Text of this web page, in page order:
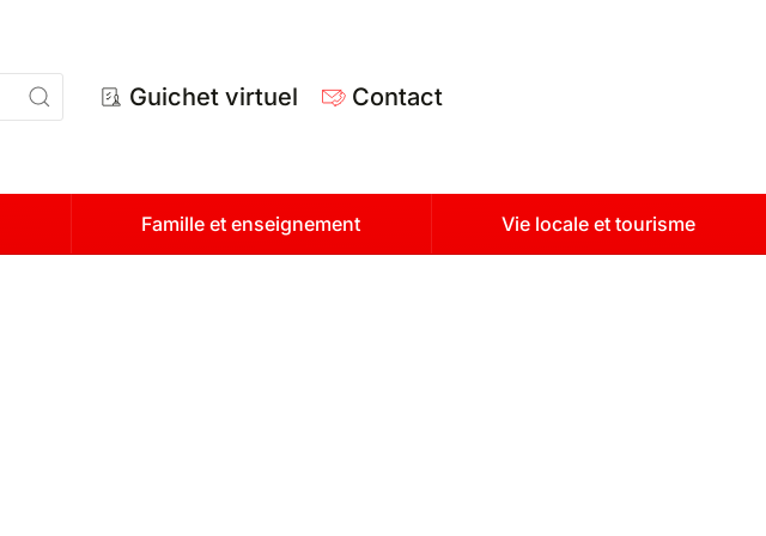
Guichet virtuel Contact
Famille et enseignement Vie locale et tourisme